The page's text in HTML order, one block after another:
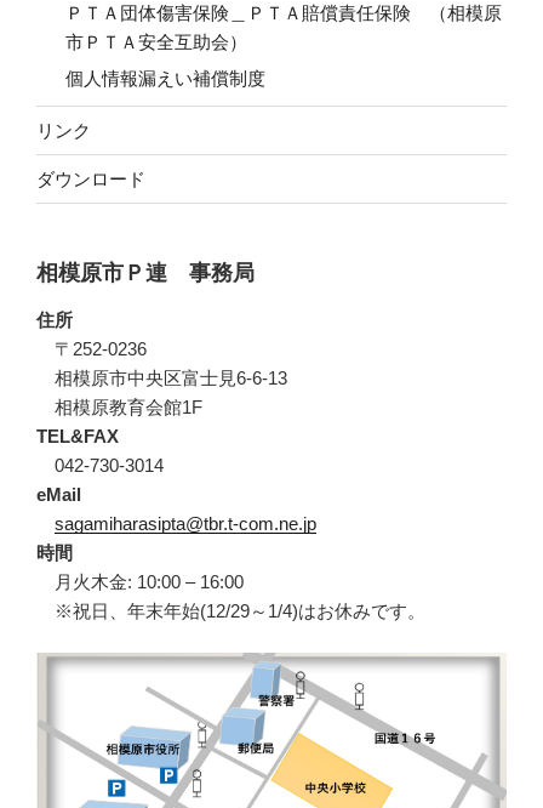
ＰＴＡ団体傷害保険＿ＰＴＡ賠償責任保険 （相模原
市ＰＴＡ安全互助会）
個人情報漏えい補償制度
リンク
ダウンロード
相模原市Ｐ連 事務局
住所
〒252-0236
相模原市中央区富士見6-6-13
相模原教育会館1F
TEL&FAX
042-730-3014
eMail
sagamiharasipta@tbr.t-com.ne.jp
時間
月火木金: 10:00 – 16:00
※祝日、年末年始(12/29～1/4)はお休みです。